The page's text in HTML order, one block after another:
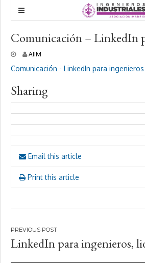
Comunicación – LinkedIn
f
b
r
r
o
2
0
AIIM
Comunicación - LinkedIn para ingenieros
Sharing
Email this article
Print this article
Navegación
de
LinkedIn para ingenieros,